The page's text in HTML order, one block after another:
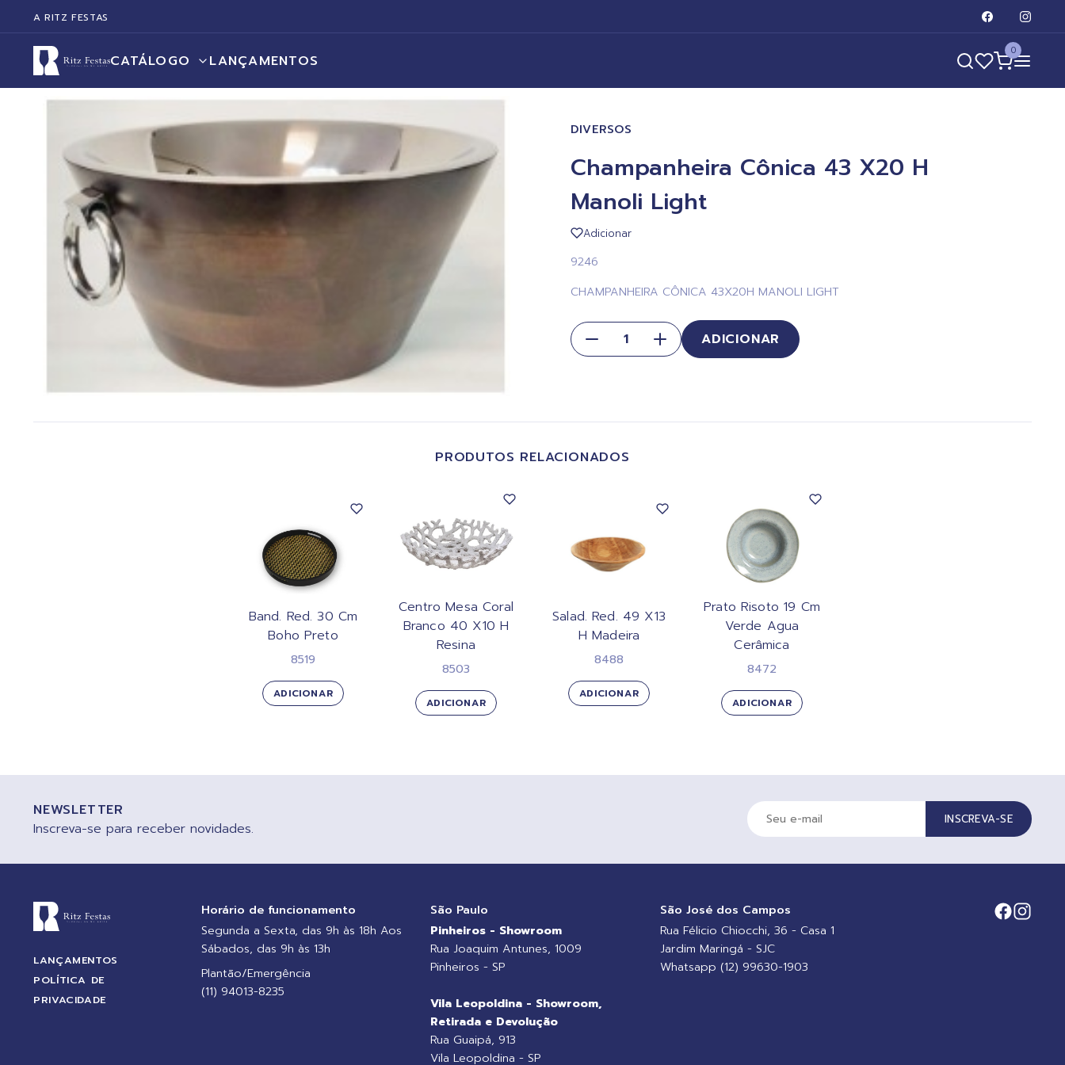
A RITZ FESTAS
CATÁLOGO LANÇAMENTOS
0
DIVERSOS
Champanheira Cônica 43 X20 H
Manoli Light
Adicionar
9246
CHAMPANHEIRA CÔNICA 43X20H MANOLI LIGHT
ADICIONAR
PRODUTOS RELACIONADOS
Band. Red. 30 Cm
Boho Preto
8519
ADICIONAR
Centro Mesa Coral
Branco 40 X10 H
Resina
8503
ADICIONAR
Salad. Red. 49 X13
H Madeira
8488
ADICIONAR
Prato Risoto 19 Cm
Verde Agua
Cerâmica
8472
ADICIONAR
NEWSLETTER
Inscreva-se para receber novidades.
INSCREVA-SE
LANÇAMENTOS
POLÍTICA DE
PRIVACIDADE
Horário de funcionamento
Segunda a Sexta, das 9h às 18h Aos
Sábados, das 9h às 13h
Plantão/Emergência
(11) 94013-8235
São Paulo
Pinheiros - Showroom
Rua Joaquim Antunes, 1009
Pinheiros - SP
Vila Leopoldina - Showroom,
Retirada e Devolução
Rua Guaipá, 913
Vila Leopoldina - SP
São José dos Campos
Rua Félicio Chiocchi, 36 - Casa 1
Jardim Maringá - SJC
Whatsapp (12) 99630-1903